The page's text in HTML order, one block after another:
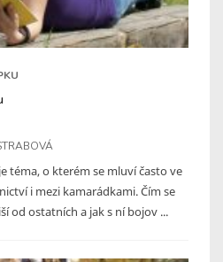
téma, o kterém se mluví často ve
i mezi kamarádkami. Čím se
od ostatních a jak s ní bojov ...